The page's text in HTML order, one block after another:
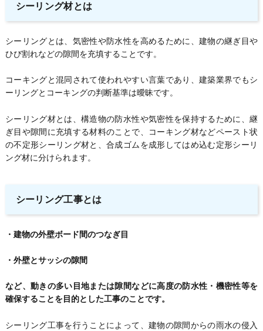
シーリング材とは
シーリングとは、気密性や防水性を高めるために、建物の継ぎ目や
ひび割れなどの隙間を充填することです。
コーキングと混同されて使われやすい言葉であり、建築業界でもシ
ーリングとコーキングの判断基準は曖昧です。
シーリング材とは、構造物の防水性や気密性を保持するために、継
ぎ目や隙間に充填する材料のことで、コーキング材などペースト状
の不定形シーリング材と、合成ゴムを成形してはめ込む定形シーリ
ング材に分けられます。
シーリング工事とは
・建物の外壁ボード間のつなぎ目
・外壁とサッシの隙間
など、動きの多い目地または隙間などに高度の防水性・機密性等を
確保することを目的とした工事のことです。
シーリング工事を行うことによって、建物の隙間からの雨水の侵入